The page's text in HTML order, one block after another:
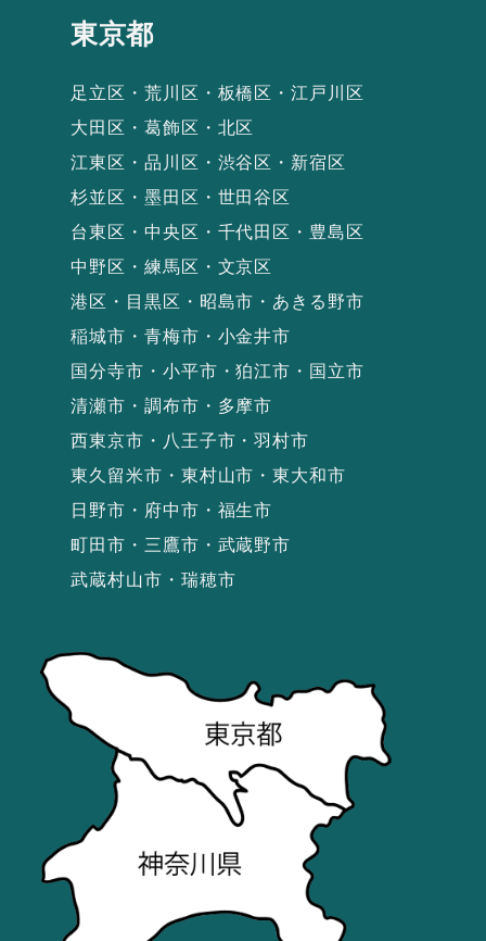
東京都
足立区・荒川区・板橋区・江戸川区
大田区・葛飾区・北区
江東区・品川区・渋谷区・新宿区
杉並区・墨田区・世田谷区
台東区・中央区・千代田区・豊島区
中野区・練馬区・文京区
港区・目黒区・昭島市・あきる野市
稲城市・青梅市・小金井市
国分寺市・小平市・狛江市・国立市
清瀬市・調布市・多摩市
西東京市・八王子市・羽村市
東久留米市・東村山市・東大和市
日野市・府中市・福生市
町田市・三鷹市・武蔵野市
武蔵村山市・瑞穂市